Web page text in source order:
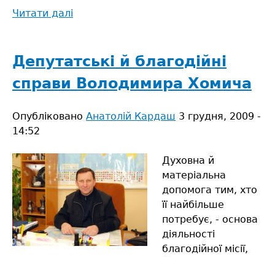
Читати далі
за
парти
Депутатські й благодійні
справи Володимира Хомича
Опубліковано Анатолій Кардаш 3 грудня, 2009 -
14:52
Духовна й
матеріальна
допомога тим, хто
її найбільше
потребує, - основа
діяльності
благодійної місії,